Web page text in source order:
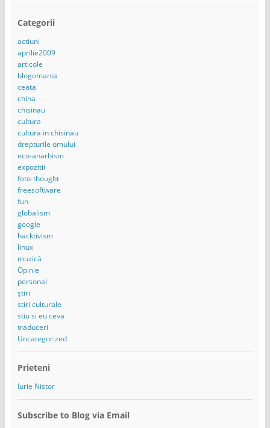
Categorii
actiuni
aprilie2009
articole
blogomania
ceata
china
chisinau
cultura
cultura in chisinau
drepturile omului
eco-anarhism
expozitii
foto-thought
freesoftware
fun
globalism
google
hacktivism
linux
muzică
Opinie
personal
știri
stiri culturale
stiu si eu ceva
traduceri
Uncategorized
Prieteni
Iurie Nistor
Subscribe to Blog via Email